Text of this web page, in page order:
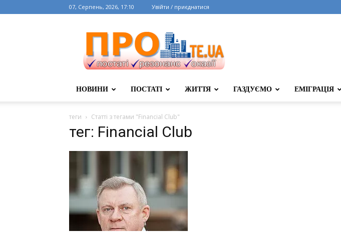
07, Серпень, 2026, 17:10 Увійти / приєднатися
НОВИНИ ПОСТАТІ ЖИТТЯ ГАЗДУЄМО ЕМІГРАЦІЯ
теги Статті з тегами "Financial Club"
тег: Financial Club